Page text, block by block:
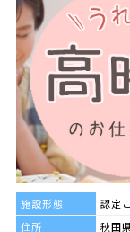
施設形態
認定
住所
秋田